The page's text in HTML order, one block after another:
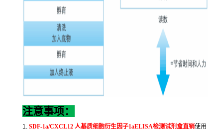
注意事项：
1. SDF-1a/CXCL12 人基质细胞衍生因子1aELISA检测试剂盒直销使用